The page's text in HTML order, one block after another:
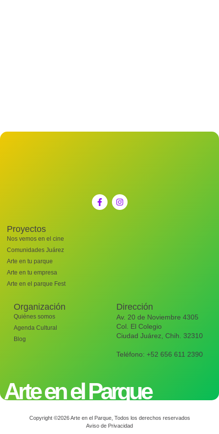
Proyectos
Nos vemos en el cine
Comunidades Juárez
Arte en tu parque
Arte en tu empresa
Arte en el parque Fest
Organización
Quiénes somos
Agenda Cultural
Blog
Dirección
Av. 20 de Noviembre 4305
Col. El Colegio
Ciudad Juárez, Chih. 32310
Teléfono: +52 656 611 2390
Arte en el Parque
Copyright ©2026 Arte en el Parque, Todos los derechos reservados
Aviso de Privacidad